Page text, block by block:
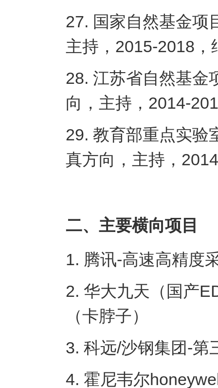
27. 国家自然基金项
主持，2015-2018，
28. 江苏省自然基金
向，主持，2014-
29. 教育部重点实验
真方向，主持，
二、主要横向项目
1. 腾讯-高速高精度
2. 华大九天（国产
（卡脖子）
3. 科远/沙钢集团-第
4. 霍尼韦尔